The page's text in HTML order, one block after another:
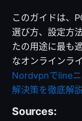
このガイドは、
選び方、設定方
たの用途に最も
なオンラインラ
Nordvpnでlineニ
解決策を徹底解
Sources: